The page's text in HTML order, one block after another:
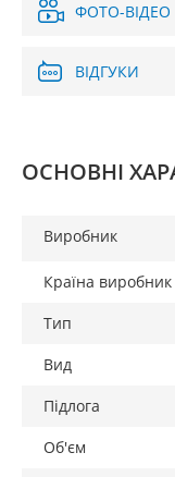
ФОТО-ВІДЕО
ВІДГУКИ
ОСНОВНІ
Виробник
Країна виробник
Тип
Вид
Підлога
Об'єм